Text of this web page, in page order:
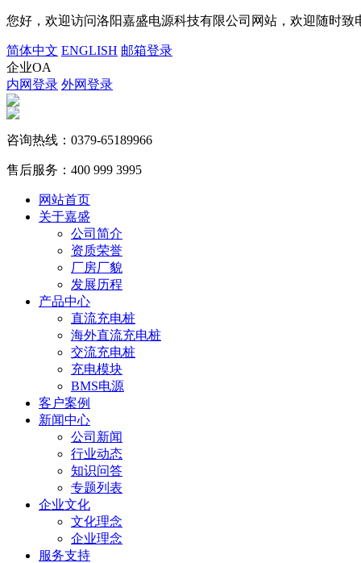
您好，欢迎访问洛阳嘉盛电源科技有限公司网站，欢迎随时致
简体中文 ENGLISH 邮箱登录
企业OA
内网登录 外网登录
咨询热线： 0379-65189966
售后服务： 400 999 3995
网站首页
关于嘉盛
公司简介
资质荣誉
厂房厂貌
发展历程
产品中心
直流充电桩
海外直流充电桩
交流充电桩
充电模块
BMS电源
客户案例
新闻中心
公司新闻
行业动态
知识问答
专题列表
企业文化
文化理念
企业理念
服务支持